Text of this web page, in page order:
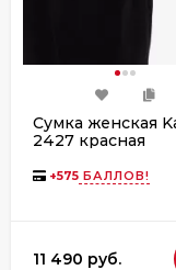
Сумка женская
2427 красная
+575 БАЛЛОВ!
11 490 руб.